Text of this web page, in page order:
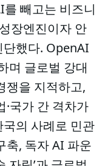
빼고는 비즈니
장엔진이자 안
했다. OpenAI
며 글로벌 강대
쟁을 지적하고,
·국가 간 격차가
의 사례로 민관
축, 독자 AI 파운